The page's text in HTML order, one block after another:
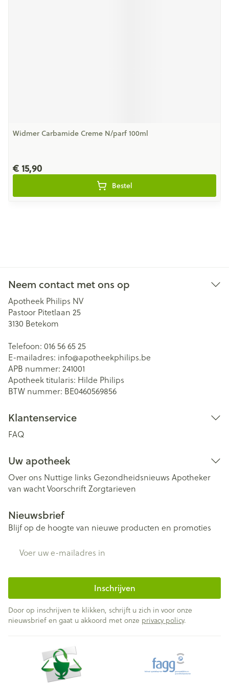
Widmer Carbamide Creme N/parf 100ml
€ 15,90
Bestel
Neem contact met ons op
Apotheek Philips NV
Pastoor Pitetlaan 25
3130 Betekom
Telefoon: 016 56 65 25
E-mailadres: info@apotheekphilips.be
APB nummer: 241001
Apotheek titularis: Hilde Philips
BTW nummer: BE0460569856
Klantenservice
FAQ
Uw apotheek
Over ons Nuttige links Gezondheidsnieuws Apotheker
van wachtVoorschriftZorgtarieven
Nieuwsbrief
Blijf op de hoogte van nieuwe producten en promoties
Inschrijven
Door op inschrijven te klikken, schrijft u zich in voor onze
nieuwsbrief en gaat u akkoord met onze privacy policy.